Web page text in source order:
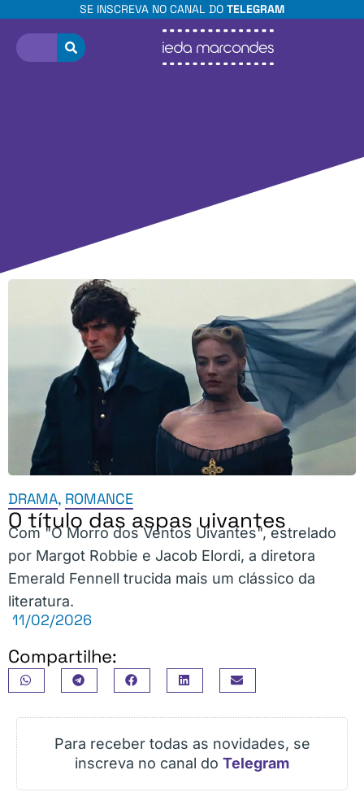
SE INSCREVA NO CANAL DO TELEGRAM
DRAMA, ROMANCE
O título das aspas uivantes
Com "O Morro dos Ventos Uivantes", estrelado
por Margot Robbie e Jacob Elordi, a diretora
Emerald Fennell trucida mais um clássico da
literatura.
11/02/2026
Compartilhe:
Para receber todas as novidades, se
inscreva no canal do Telegram